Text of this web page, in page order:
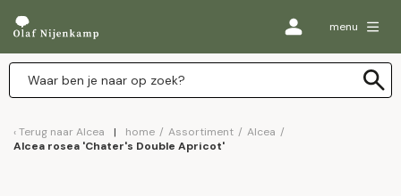
menu
Terug naar Alcea home / Assortiment / Alcea /
Alcea rosea 'Chater's Double Apricot'